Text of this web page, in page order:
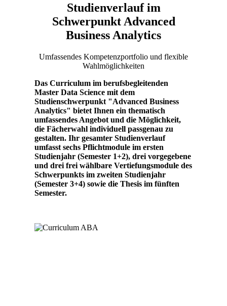
Studienverlauf im
Schwerpunkt Advanced
Business Analytics
Umfassendes Kompetenzportfolio und flexible
Wahlmöglichkeiten
Das Curriculum im berufsbegleitenden
Master Data Science mit dem
Studienschwerpunkt "Advanced Business
Analytics" bietet Ihnen ein thematisch
umfassendes Angebot und die Möglichkeit,
die Fächerwahl individuell passgenau zu
gestalten. Ihr gesamter Studienverlauf
umfasst sechs Pflichtmodule im ersten
Studienjahr (Semester 1+2), drei vorgegebene
und drei frei wählbare Vertiefungsmodule des
Schwerpunkts im zweiten Studienjahr
(Semester 3+4) sowie die Thesis im fünften
Semester.